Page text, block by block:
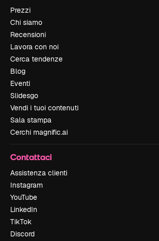
Prezzi
Chi siamo
Recensioni
Lavora con noi
Cerca tendenze
Blog
Eventi
Slidesgo
Vendi i tuoi contenuti
Sala stampa
Cerchi magnific.ai
Contattaci
Assistenza clienti
Instagram
YouTube
LinkedIn
TikTok
Discord